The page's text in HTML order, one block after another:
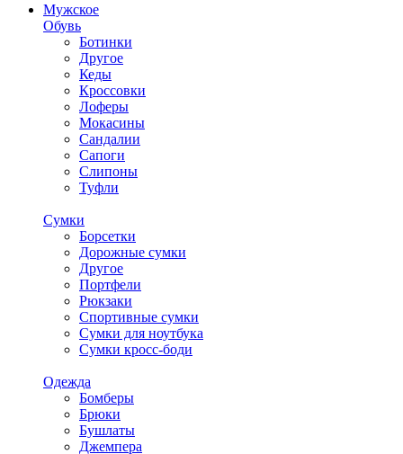
Мужское
Обувь
Ботинки
Другое
Кеды
Кроссовки
Лоферы
Мокасины
Сандалии
Сапоги
Слипоны
Туфли
Сумки
Борсетки
Дорожные сумки
Другое
Портфели
Рюкзаки
Спортивные сумки
Сумки для ноутбука
Сумки кросс-боди
Одежда
Бомберы
Брюки
Бушлаты
Джемпера